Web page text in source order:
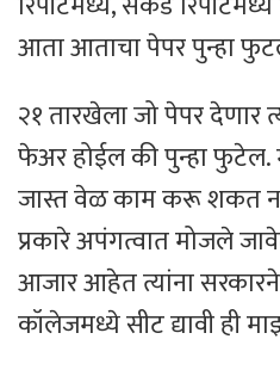
आता आताचा पेपर पुन्हा
२१ तारखेला जो पेपर देणार
फेअर होईल की पुन्हा
जास्त वेळ काम करू शकत
प्रकारे अपंगत्वात मोजले
आजार आहेत त्यांना सरकारने
कॉलेजमध्ये सीट द्यावी ही